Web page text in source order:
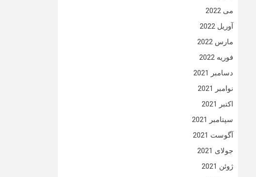
می 2022
آوریل 2022
مارس 2022
فوریه 2022
دسامبر 2021
نوامبر 2021
اکتبر 2021
سپتامبر 2021
آگوست 2021
جولای 2021
ژوئن 2021